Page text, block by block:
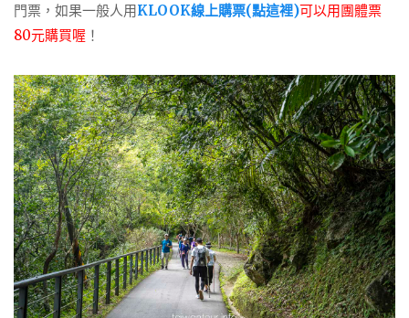
門票，如果一般人用KLOOK線上購票(點這裡)可以用團體票
80元購買喔 ！